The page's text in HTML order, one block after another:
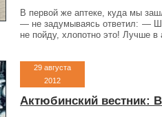
В первой же аптеке, куда мы
— не задумываясь ответил: —
не пойду, хлопотно это! Лучше
29 августа
2012
Актюбинский вестник: